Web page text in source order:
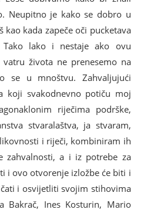
Neupitno je kako se dobro u
kada zapeče oči pucketava
lako i nestaje ako ovu
života ne prenesemo na
se u mnoštvu. Zahvaljujući
koji svakodnevno potiču moj
riječima podrške,
stvaralaštva, ja stvaram,
i riječi, kombiniram ih
zahvalnosti, a i iz potrebe za
i ovo otvorenje izložbe će biti i
i osvijetliti svojim stihovima
Ines Kosturin, Mario